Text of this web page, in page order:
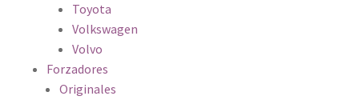
Toyota
Volkswagen
Volvo
Forzadores
Originales